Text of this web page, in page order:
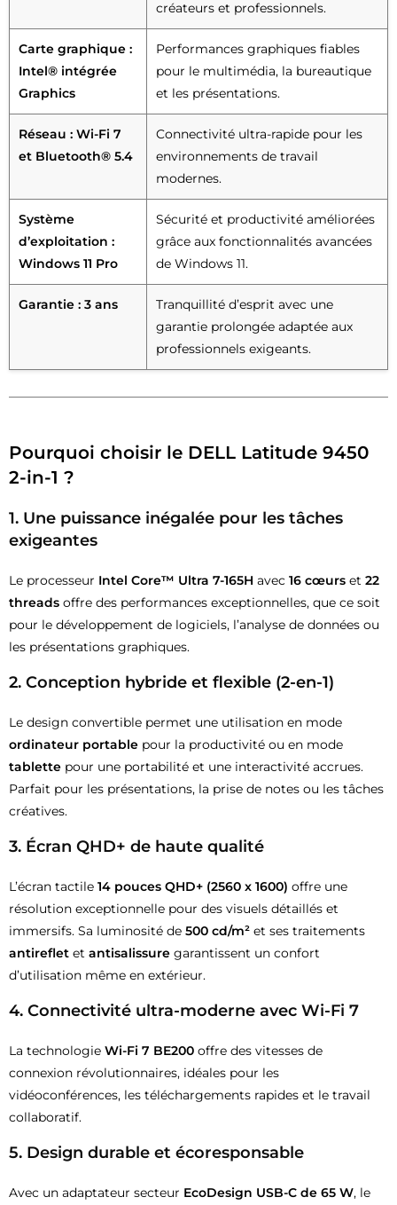
créateurs et professionnels.
Carte graphique :
Intel® intégrée
Graphics
Performances graphiques fiables
pour le multimédia, la bureautique
et les présentations.
Réseau : Wi-Fi 7
et Bluetooth® 5.4
Connectivité ultra-rapide pour les
environnements de travail
modernes.
Système
d’exploitation :
Windows 11 Pro
Sécurité et productivité améliorées
grâce aux fonctionnalités avancées
de Windows 11.
Garantie : 3 ans
Tranquillité d’esprit avec une
garantie prolongée adaptée aux
professionnels exigeants.
Pourquoi choisir le DELL Latitude 9450
2-in-1 ?
1. Une puissance inégalée pour les tâches
exigeantes
Le processeur Intel Core™ Ultra 7-165H avec 16 cœurs et 22
threads offre des performances exceptionnelles, que ce soit
pour le développement de logiciels, l’analyse de données ou
les présentations graphiques.
2. Conception hybride et flexible (2-en-1)
Le design convertible permet une utilisation en mode
ordinateur portable pour la productivité ou en mode
tablette pour une portabilité et une interactivité accrues.
Parfait pour les présentations, la prise de notes ou les tâches
créatives.
3. Écran QHD+ de haute qualité
L’écran tactile 14 pouces QHD+ (2560 x 1600) offre une
résolution exceptionnelle pour des visuels détaillés et
immersifs. Sa luminosité de 500 cd/m² et ses traitements
antireflet et antisalissure garantissent un confort
d’utilisation même en extérieur.
4. Connectivité ultra-moderne avec Wi-Fi 7
La technologie Wi-Fi 7 BE200 offre des vitesses de
connexion révolutionnaires, idéales pour les
vidéoconférences, les téléchargements rapides et le travail
collaboratif.
5. Design durable et écoresponsable
Avec un adaptateur secteur EcoDesign USB-C de 65 W, le